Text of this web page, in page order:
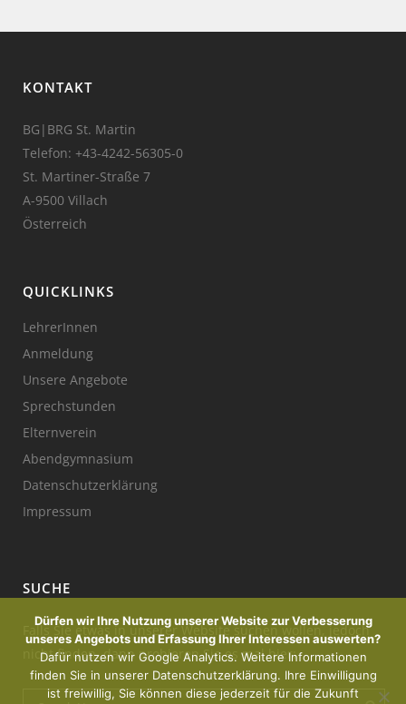
KONTAKT
BG|BRG St. Martin
Telefon: +43-4242-56305-0
St. Martiner-Straße 7
A-9500 Villach
Österreich
QUICKLINKS
LehrerInnen
Anmeldung
Unsere Angebote
Sprechstunden
Elternverein
Abendgymnasium
Datenschutzerklärung
Impressum
SUCHE
Falls Sie etwas in unserer Website suchen wollen, jedoch
nicht finden, dann probieren Sie es mal hier:
Dürfen wir Ihre Nutzung unserer Website zur Verbesserung
unseres Angebots und Erfassung Ihrer Interessen auswerten?
Dafür nutzen wir Google Analytics. Weitere Informationen
finden Sie in unserer Datenschutzerklärung. Ihre Einwilligung
ist freiwillig, Sie können diese jederzeit für die Zukunft